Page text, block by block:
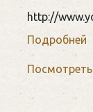
http://
Подробней